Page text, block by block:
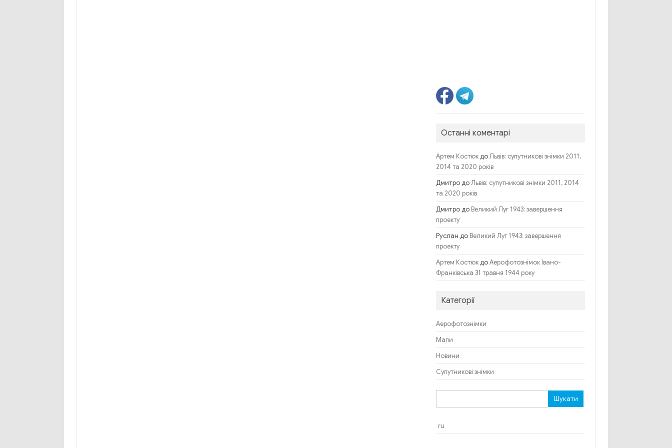
Останні коментарі
Артем КостюкдоЛьвів: супутникові знімки 2011,
2014 та 2020 років
ДмитродоЛьвів: супутникові знімки 2011, 2014
та 2020 років
Дмитродо Великий Луг 1943: завершення
проекту
Руслан до Великий Луг 1943: завершення
проекту
Артем КостюкдоАерофотознімок Івано-
Франківська 31 травня 1944 року
Категорії
Аерофотознімки
Мапи
Новини
Супутникові знімки
ru